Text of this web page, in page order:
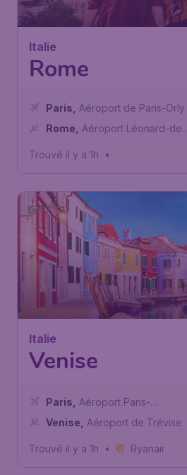
Italie
Rome
Paris
Aéroport de Paris-Orly
Rome
Aéroport Léonard-de-
Trouvé il y a 1h •
Italie
Venise
Paris
Aéroport Paris-
Beauvais
Venise Aéroport de Trévise
Trouvé il y a 1h • Ryanair